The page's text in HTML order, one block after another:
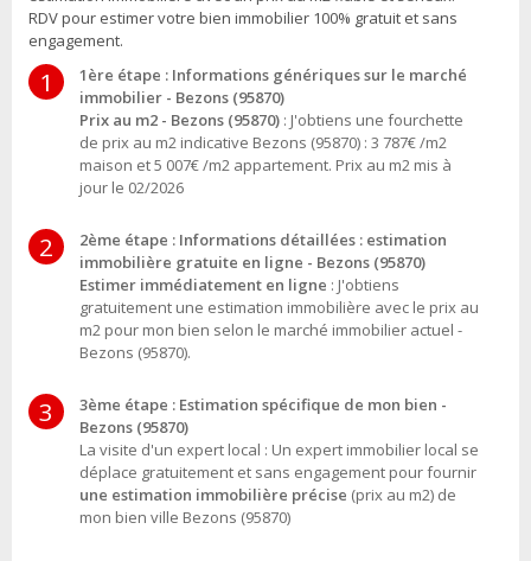
RDV pour estimer votre bien immobilier 100% gratuit et sans
engagement.
1
1ère étape : Informations génériques sur le marché
immobilier - Bezons (95870)
Prix au m2 - Bezons (95870) : J'obtiens une fourchette
de prix au m2 indicative Bezons (95870) : 3 787€ /m2
maison et 5 007€ /m2 appartement. Prix au m2 mis à
jour le 02/2026
2
2ème étape : Informations détaillées : estimation
immobilière gratuite en ligne - Bezons (95870)
Estimer immédiatement en ligne : J'obtiens
gratuitement une estimation immobilière avec le prix au
m2 pour mon bien selon le marché immobilier actuel -
Bezons (95870).
3
3ème étape : Estimation spécifique de mon bien -
Bezons (95870)
La visite d'un expert local : Un expert immobilier local se
déplace gratuitement et sans engagement pour fournir
une estimation immobilière précise (prix au m2) de
mon bien ville Bezons (95870)